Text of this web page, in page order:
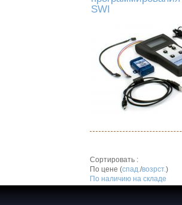
SWI
Сортировать :
По цене (спад./возрст.)
По наличию на складе